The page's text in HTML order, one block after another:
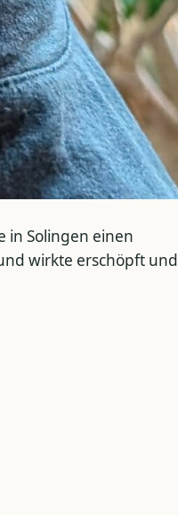
in Solingen einen
wirkte erschöpft und